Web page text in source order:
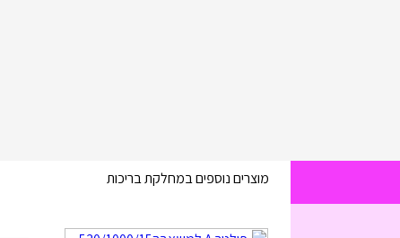
בימבה החביבה שלי בצבעים I...
מוצרים נוספים במחלקת בריכות